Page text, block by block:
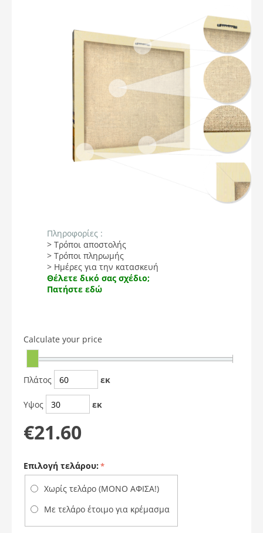
Πληροφορίες :
> Τρόποι αποστολής
> Τρόποι πληρωμής
> Ημέρες για την κατασκευή
Θέλετε δικό σας σχέδιο;
Πατήστε εδώ
Calculate your price
Πλάτος εκ
Υψος εκ
€21.60
Επιλογή τελάρου:
Χωρίς τελάρο (ΜΟΝΟ ΑΦΙΣΑ!)
Με τελάρο έτοιμο για κρέμασμα